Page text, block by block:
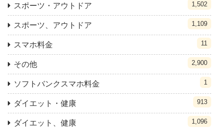
スポーツ・アウトドア 1,502
スポーツ、アウトドア 1,109
スマホ料金 11
その他 2,900
ソフトバンクスマホ料金 1
ダイエット・健康 913
ダイエット、健康 1,096